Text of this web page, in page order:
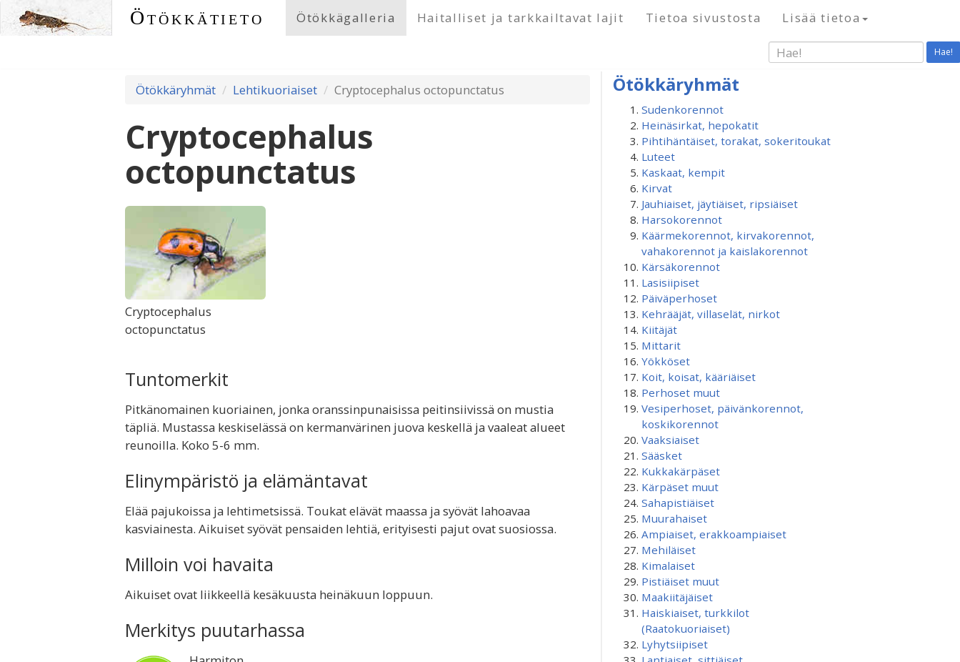
Ötökkätieto Ötökkägalleria Haitalliset ja tarkkailtavat lajit Tietoa sivustosta Lisää tietoa
Hae!
Ötökkäryhmät Lehtikuoriaiset Cryptocephalus octopunctatus
Cryptocephalus
octopunctatus
Cryptocephalus
octopunctatus
Tuntomerkit
Pitkänomainen kuoriainen, jonka oranssinpunaisissa peitinsiivissä on mustia
täpliä. Mustassa keskiselässä on kermanvärinen juova keskellä ja vaaleat alueet
reunoilla. Koko 5-6 mm.
Elinympäristö ja elämäntavat
Elää pajukoissa ja lehtimetsissä. Toukat elävät maassa ja syövät lahoavaa
kasviainesta. Aikuiset syövät pensaiden lehtiä, erityisesti pajut ovat suosiossa.
Milloin voi havaita
Aikuiset ovat liikkeellä kesäkuusta heinäkuun loppuun.
Merkitys puutarhassa
Ötökkäryhmät
Sudenkorennot
Heinäsirkat, hepokatit
Pihtihäntäiset, torakat, sokeritoukat
Luteet
Kaskaat, kempit
Kirvat
Jauhiaiset, jäytiäiset, ripsiäiset
Harsokorennot
Käärmekorennot, kirvakorennot,
vahakorennot ja kaislakorennot
Kärsäkorennot
Lasisiipiset
Päiväperhoset
Kehrääjät, villaselät, nirkot
Kiitäjät
Mittarit
Yökköset
Koit, koisat, kääriäiset
Perhoset muut
Vesiperhoset, päivänkorennot,
koskikorennot
Vaaksiaiset
Sääsket
Kukkakärpäset
Kärpäset muut
Sahapistiäiset
Muurahaiset
Ampiaiset, erakkoampiaiset
Mehiläiset
Kimalaiset
Pistiäiset muut
Maakiitäjäiset
Haiskiaiset, turkkilot
(Raatokuoriaiset)
Lyhytsiipiset